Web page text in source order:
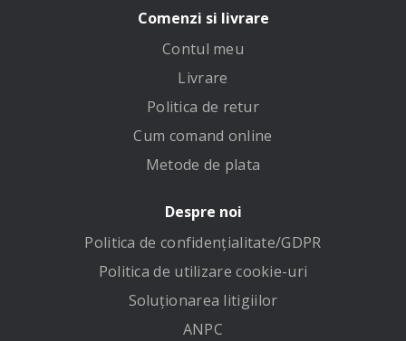
Comenzi si livrare
Contul meu
Livrare
Politica de retur
Cum comand online
Metode de plata
Despre noi
Politica de confidenţialitate/GDPR
Politica de utilizare cookie-uri
Soluționarea litigiilor
ANPC